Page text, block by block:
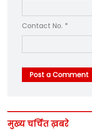
Contact No. *
Post a Comment
मुख्य चर्चित ख़बरे